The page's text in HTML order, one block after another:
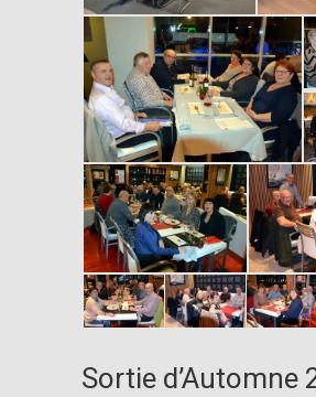
Sortie d’Automne